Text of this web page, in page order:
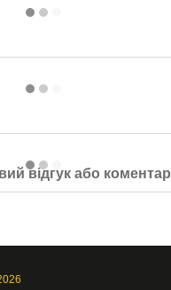
відгук або коментар